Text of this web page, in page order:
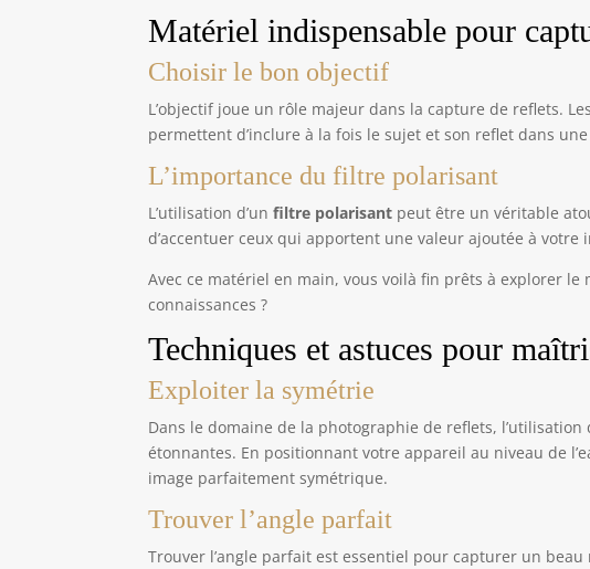
Matériel indispensable pour
Choisir le bon objectif
L’objectif joue un rôle majeur dans la capture de reflets.
permettent d’inclure à la fois le sujet et son reflet dans
L’importance du filtre polarisant
L’utilisation d’unfiltre polarisant peut être un véritable
d’accentuer ceux qui apportent une valeur ajoutée à votre
Avec ce matériel en main, vous voilà fin prêts à explorer
connaissances ?
Techniques et astuces pour
Exploiter la symétrie
Dans le domaine de la photographie de reflets,
étonnantes. En positionnant votre appareil au niveau de
image parfaitement symétrique.
Trouver l’angle parfait
Trouver l’angle parfait est essentiel pour capturer un